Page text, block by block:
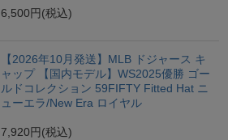
6,500円 (税込)
【2026年10月発送】MLB ドジャース キ
ャップ 【国内モデル】WS2025優勝 ゴー
ルドコレクション 59FIFTY Fitted Hat ニ
ューエラ/New Era ロイヤル
7,920円 (税込)